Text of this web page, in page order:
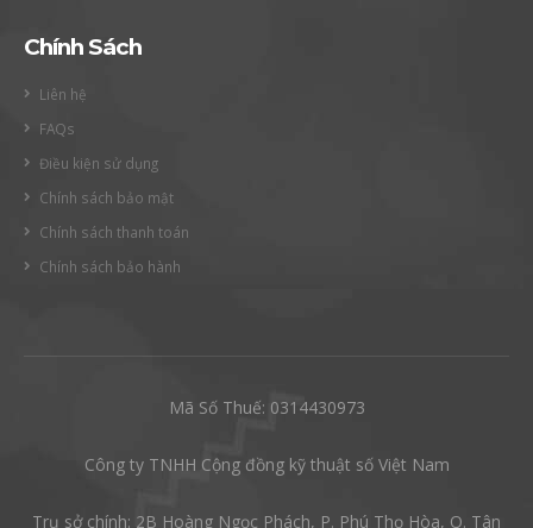
Chính Sách
Liên hệ
FAQs
Điều kiện sử dụng
Chính sách bảo mật
Chính sách thanh toán
Chính sách bảo hành
Mã Số Thuế: 0314430973
Công ty TNHH Cộng đồng kỹ thuật số Việt Nam
Trụ sở chính: 2B Hoàng Ngọc Phách, P. Phú Thọ Hòa, Q. Tân